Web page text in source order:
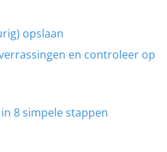
opslaan
en controleer op
8 simpele stappen